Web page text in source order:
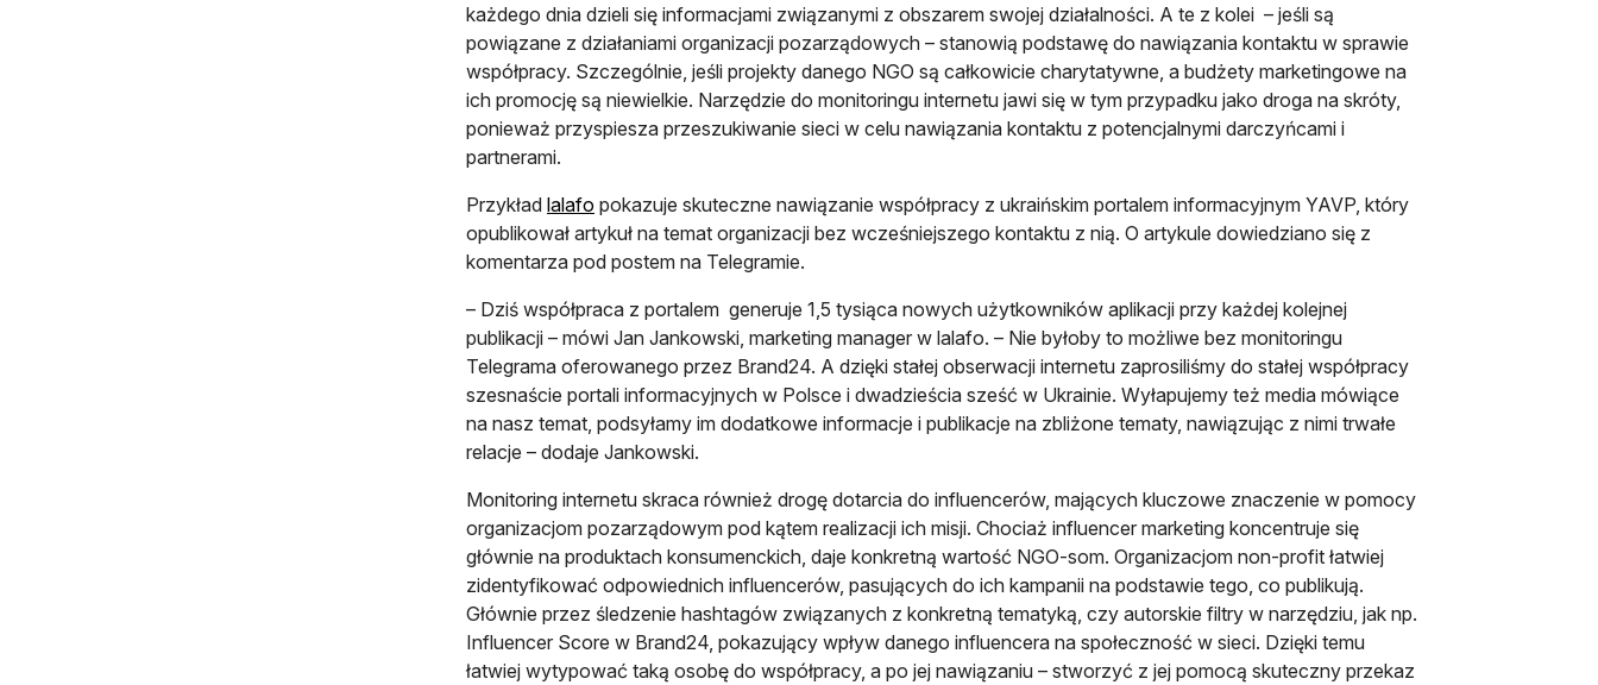
każdego dnia dzieli się informacjami związanymi z obszarem swojej działalności. A te z kolei – jeśli są
powiązane z działaniami organizacji pozarządowych – stanowią podstawę do nawiązania kontaktu w sprawie
współpracy. Szczególnie, jeśli projekty danego NGO są całkowicie charytatywne, a budżety marketingowe na
ich promocję są niewielkie. Narzędzie do monitoringu internetu jawi się w tym przypadku jako droga na skróty,
ponieważ przyspiesza przeszukiwanie sieci w celu nawiązania kontaktu z potencjalnymi darczyńcami i
partnerami.
Przykład lalafo otwiera się w nowej karcie
pokazuje skuteczne nawiązanie współpracy z ukraińskim portalem informacyjnym YAVP, który
opublikował artykuł na temat organizacji bez wcześniejszego kontaktu z nią. O artykule dowiedziano się z
komentarza pod postem na Telegramie.
– Dziś współpraca z portalem generuje 1,5 tysiąca nowych użytkowników aplikacji przy każdej kolejnej
publikacji – mówi Jan Jankowski, marketing manager w lalafo. – Nie byłoby to możliwe bez monitoringu
Telegrama oferowanego przez Brand24. A dzięki stałej obserwacji internetu zaprosiliśmy do stałej współpracy
szesnaście portali informacyjnych w Polsce i dwadzieścia sześć w Ukrainie. Wyłapujemy też media mówiące
na nasz temat, podsyłamy im dodatkowe informacje i publikacje na zbliżone tematy, nawiązując z nimi trwałe
relacje – dodaje Jankowski.
Monitoring internetu skraca również drogę dotarcia do influencerów, mających kluczowe znaczenie w pomocy
organizacjom pozarządowym pod kątem realizacji ich misji. Chociaż influencer marketing koncentruje się
głównie na produktach konsumenckich, daje konkretną wartość NGO-som. Organizacjom non-profit łatwiej
zidentyfikować odpowiednich influencerów, pasujących do ich kampanii na podstawie tego, co publikują.
Głównie przez śledzenie hashtagów związanych z konkretną tematyką, czy autorskie filtry w narzędziu, jak np.
Influencer Score w Brand24, pokazujący wpływ danego influencera na społeczność w sieci. Dzięki temu
łatwiej wytypować taką osobę do współpracy, a po jej nawiązaniu – stworzyć z jej pomocą skuteczny przekaz